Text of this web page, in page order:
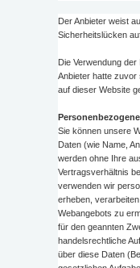
Der Anbieter weist
Sicherheitslücken
Die Verwendung
Anbieter hatte zuvor
auf dieser Website
Sie können unsere
Daten (wie Name,
werden ohne Ihre
Vertragsverhältnis
verwenden wir
erheben,
Webangebots zu
für den geannten
handelsrechtliche
über diese Daten